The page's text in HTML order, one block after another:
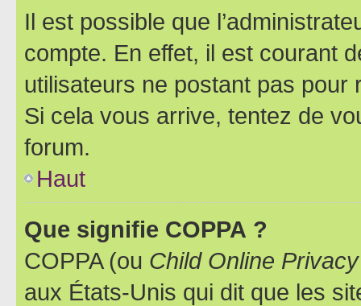
Il est possible que
compte. En effet, il est courant
utilisateurs ne postant pas pour
Si cela vous arrive, tentez de
forum.
Haut
Que signifie COPPA ?
COPPA (ou Child Online
aux États-Unis qui dit que les